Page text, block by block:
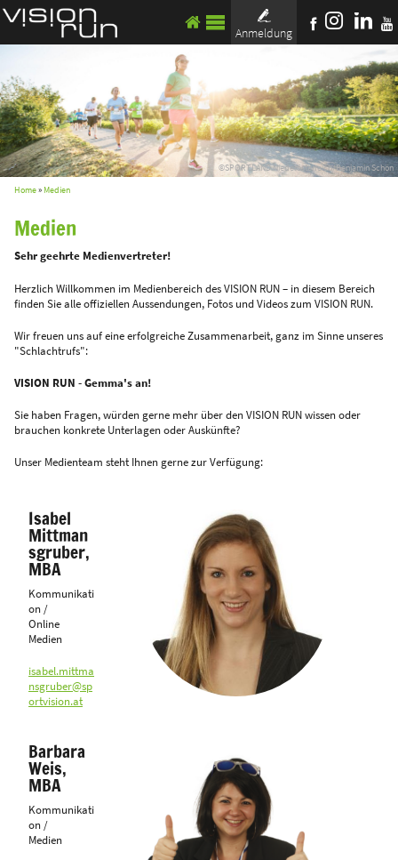
Anmeldung
©SPORT.LAND.Niederösterreich/Benjamin Schön
Home» Medien
Medien
Sehr geehrte Medienvertreter!
Herzlich Willkommen im Medienbereich des VISION RUN – in diesem Bereich
finden Sie alle offiziellen Aussendungen, Fotos und Videos zum VISION RUN.
Wir freuen uns auf eine erfolgreiche Zusammenarbeit, ganz im Sinne unseres
"Schlachtrufs":
VISION RUN - Gemma's an!
Sie haben Fragen, würden gerne mehr über den VISION RUN wissen oder
brauchen konkrete Unterlagen oder Auskünfte?
Unser Medienteam steht Ihnen gerne zur Verfügung:
Isabel
Mittman
sgruber,
MBA
Kommunikati
on /
Online
Medien
isabel.mittma
nsgruber@sp
ortvision.at
Barbara
Weis,
MBA
Kommunikati
on /
Medien